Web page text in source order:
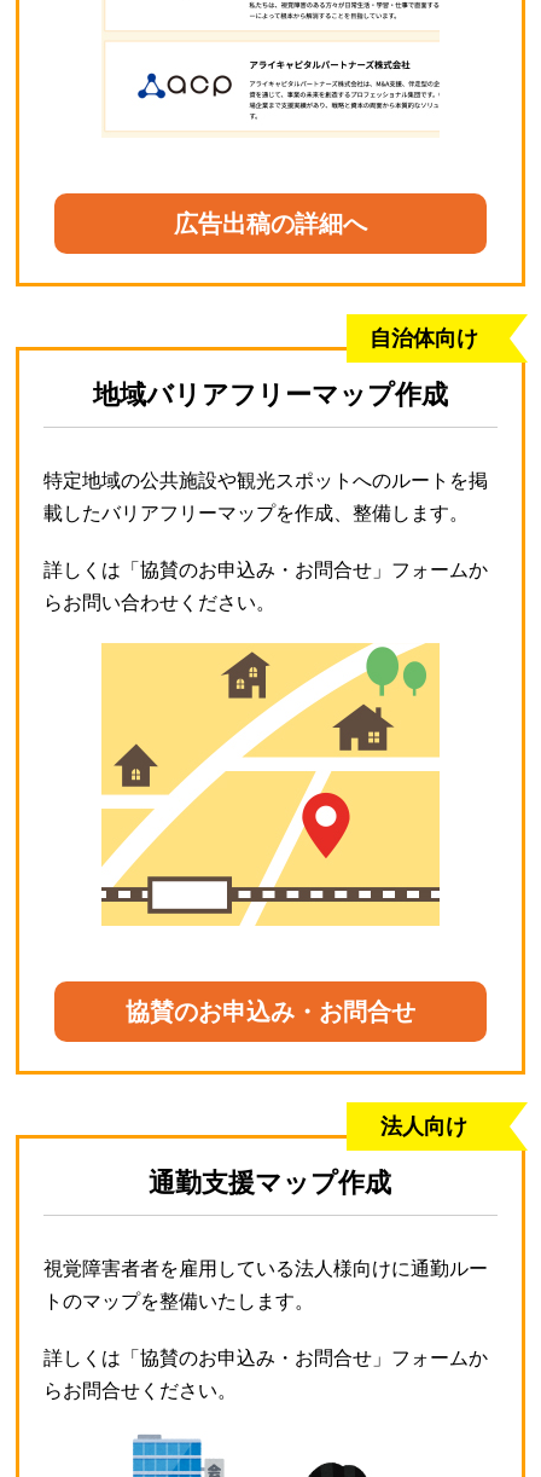
広告出稿の詳細へ
自治体向け
地域バリアフリーマップ作成
特定地域の公共施設や観光スポットへのルートを掲
載したバリアフリーマップを作成、整備します。
詳しくは「協賛のお申込み・お問合せ」フォームか
らお問い合わせください。
協賛のお申込み・お問合せ
法人向け
通勤支援マップ作成
視覚障害者者を雇用している法人様向けに通勤ルー
トのマップを整備いたします。
詳しくは「協賛のお申込み・お問合せ」フォームか
らお問合せください。